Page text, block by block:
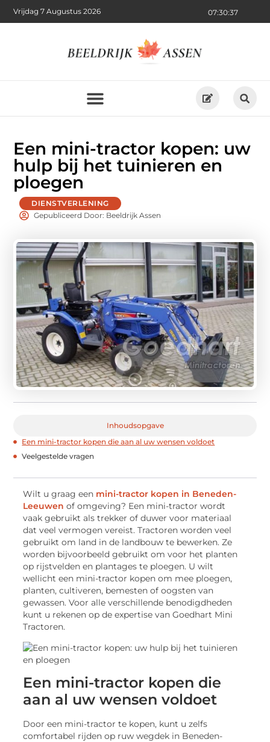
07:30:38
Vrijdag 7 Augustus 2026
Een mini-tractor kopen: uw
hulp bij het tuinieren en
ploegen
DIENSTVERLENING
Gepubliceerd Door: Beeldrijk Assen
Inhoudsopgave
Een mini-tractor kopen die aan al uw wensen voldoet
Veelgestelde vragen
Wilt u graag een mini-tractor kopen in Beneden-
Leeuwen of omgeving? Een mini-tractor wordt
vaak gebruikt als trekker of duwer voor materiaal
dat veel vermogen vereist. Tractoren worden veel
gebruikt om land in de landbouw te bewerken. Ze
worden bijvoorbeeld gebruikt om voor het planten
op rijstvelden en plantages te ploegen. U wilt
wellicht een mini-tractor kopen om mee ploegen,
planten, cultiveren, bemesten of oogsten van
gewassen. Voor alle verschillende benodigdheden
kunt u rekenen op de expertise van Goedhart Mini
Tractoren.
Een mini-tractor kopen die
aan al uw wensen voldoet
Door een mini-tractor te kopen, kunt u zelfs
comfortabel rijden op ruw wegdek in Beneden-